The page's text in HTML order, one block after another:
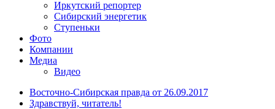
Иркутский репортер
Сибирский энергетик
Ступеньки
Фото
Компании
Медиа
Видео
Восточно-Сибирская правда от 26.09.2017
Здравствуй, читатель!